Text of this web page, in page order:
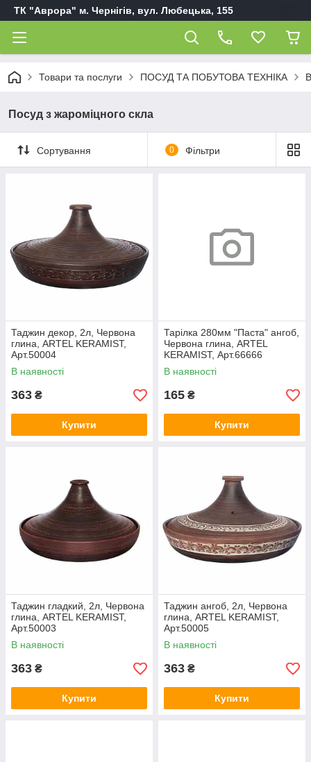
ТК "Аврора" м. Чернігів, вул. Любецька, 155
Товари та послуги ПОСУД ТА ПОБУТОВА ТЕХНІКА
Посуд з жароміцного скла
Сортування 0 Фільтри
Таджин декор, 2л, Червона
глина, ARTEL KERAMIST,
Арт.50004
В наявності
363 ₴
Купити
Тарілка 280мм "Паста" ангоб,
Червона глина, ARTEL
KERAMIST, Арт.66666
В наявності
165 ₴
Купити
Таджин гладкий, 2л, Червона
глина, ARTEL KERAMIST,
Арт.50003
В наявності
363 ₴
Купити
Таджин ангоб, 2л, Червона
глина, ARTEL KERAMIST,
Арт.50005
В наявності
363 ₴
Купити